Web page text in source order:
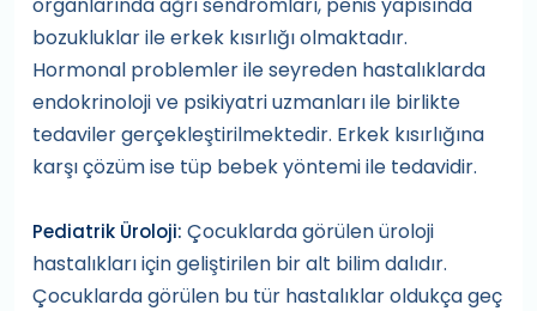
bozukluklar ile erkek kısırlığı olmaktadır.
Hormonal problemler ile seyreden hastalıklarda
endokrinoloji ve psikiyatri uzmanları ile birlikte
tedaviler gerçekleştirilmektedir. Erkek kısırlığına
karşı çözüm ise tüp bebek yöntemi ile tedavidir.
Pediatrik Üroloji: Çocuklarda görülen üroloji
hastalıkları için geliştirilen bir alt bilim dalıdır.
Çocuklarda görülen bu tür hastalıklar oldukça geç